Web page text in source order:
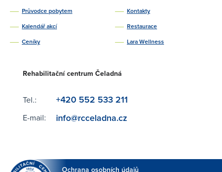
Průvodce pobytem
Kalendář akcí
Ceníky
Kontakty
Restaurace
Lara Wellness
Rehabilitační centrum Čeladná
Tel.:
E-mail:
+420 552 533 211
info@rcceladna.cz
Ochrana osobních údajů